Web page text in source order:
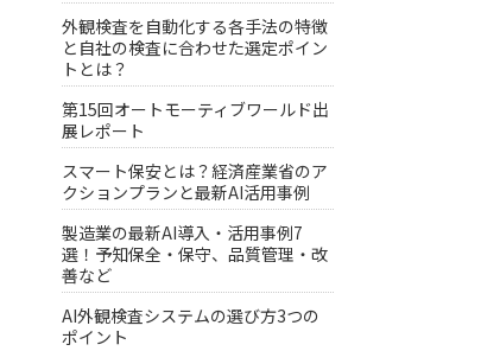
外観検査を自動化する各手法の特徴
と自社の検査に合わせた選定ポイン
トとは？
第15回オートモーティブワールド出
展レポート
スマート保安とは？経済産業省のア
クションプランと最新AI活用事例
製造業の最新AI導入・活用事例7
選！予知保全・保守、品質管理・改
善など
AI外観検査システムの選び方3つの
ポイント